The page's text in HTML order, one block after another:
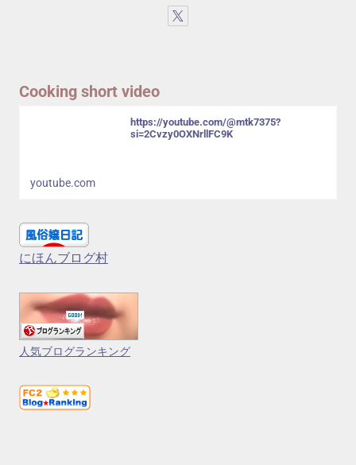
Cooking short video
https://youtube.com/@mtk7375?
si=2Cvzy0OXNrllFC9K
youtube.com
にほんブログ村
人気ブログランキング